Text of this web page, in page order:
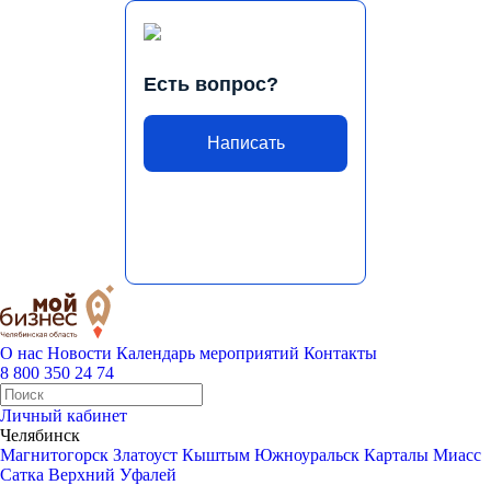
Есть вопрос?
Написать
О нас Новости Календарь мероприятий Контакты
8 800 350 24 74
Личный кабинет
Челябинск
Магнитогорск Златоуст Кыштым Южноуральск Карталы Миасс
Сатка Верхний Уфалей